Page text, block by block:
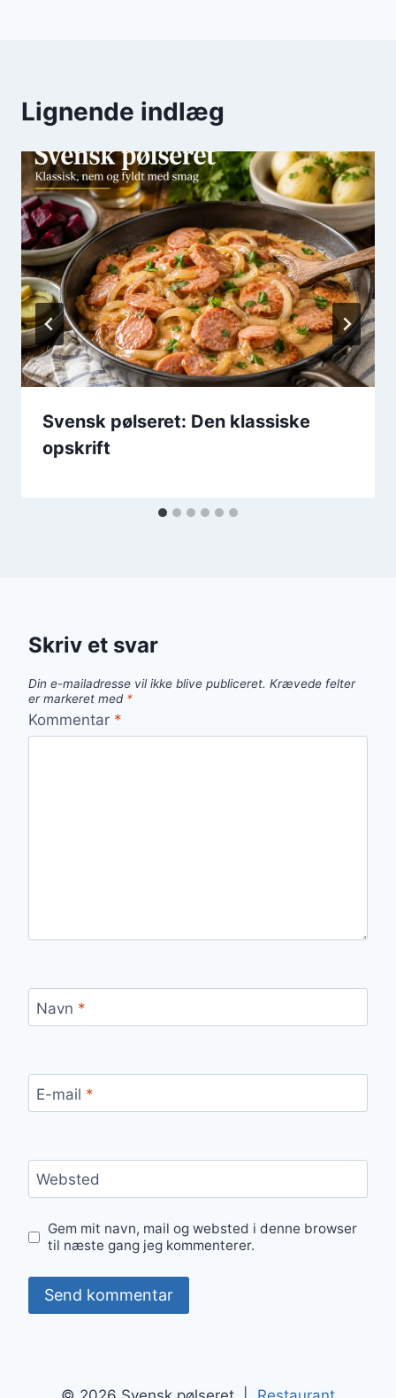
Lignende indlæg
Svensk pølseret: Den klassiske
opskrift
Skriv et svar
Din e-mailadresse vil ikke blive publiceret. Krævede felter
er markeret med *
Kommentar *
Navn *
E-mail *
Websted
Gem mit navn, mail og websted i denne browser
til næste gang jeg kommenterer.